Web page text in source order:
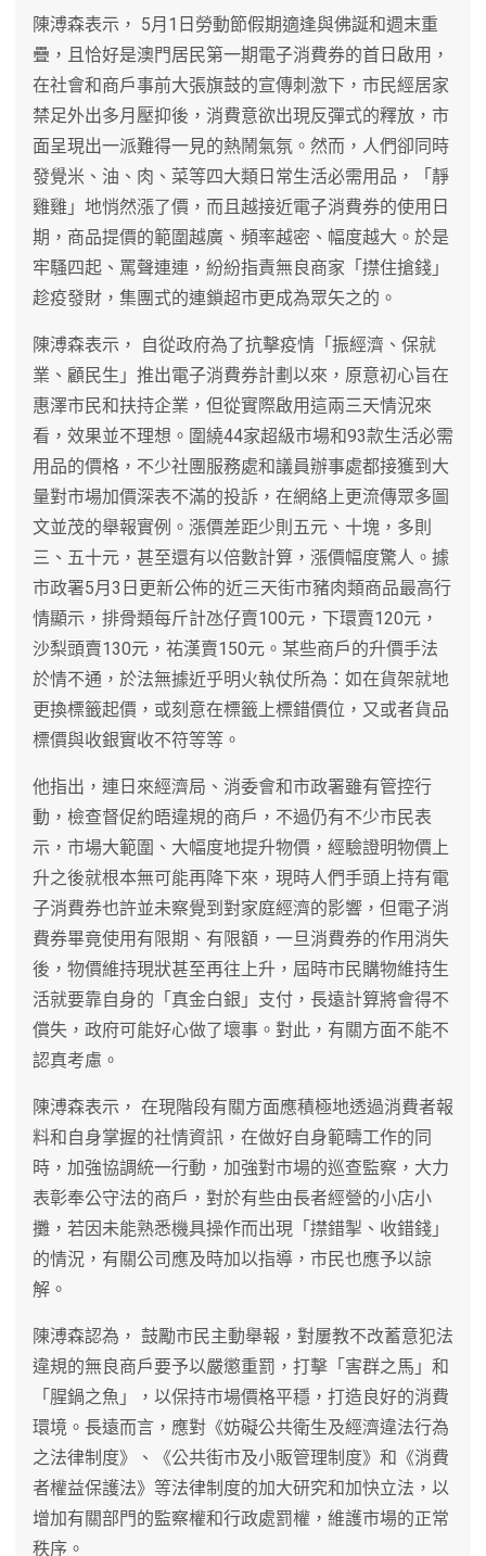
陳溥森表示， 5月1日勞動節假期適逢與佛誕和週末重
疊，且恰好是澳門居民第一期電子消費券的首日啟用，
在社會和商戶事前大張旗鼓的宣傳刺激下，市民經居家
禁足外出多月壓抑後，消費意欲出現反彈式的釋放，市
面呈現出一派難得一見的熱鬧氣氛。然而，人們卻同時
發覺米、油、肉、菜等四大類日常生活必需用品，「靜
雞雞」地悄然漲了價，而且越接近電子消費券的使用日
期，商品提價的範圍越廣、頻率越密、幅度越大。於是
牢騷四起、罵聲連連，紛紛指責無良商家「㩒住搶錢」
趁疫發財，集團式的連鎖超市更成為眾矢之的。
陳溥森表示， 自從政府為了抗擊疫情「振經濟、保就
業、顧民生」推出電子消費券計劃以來，原意初心旨在
惠澤市民和扶持企業，但從實際啟用這兩三天情況來
看，效果並不理想。圍繞44家超級市場和93款生活必需
用品的價格，不少社團服務處和議員辦事處都接獲到大
量對市場加價深表不滿的投訴，在網絡上更流傳眾多圖
文並茂的舉報實例。漲價差距少則五元、十塊，多則
三、五十元，甚至還有以倍數計算，漲價幅度驚人。據
市政署5月3日更新公佈的近三天街市豬肉類商品最高行
情顯示，排骨類每斤計氹仔賣100元，下環賣120元，
沙梨頭賣130元，祐漢賣150元。某些商戶的升價手法
於情不通，於法無據近乎明火執仗所為：如在貨架就地
更換標籤起價，或刻意在標籤上標錯價位，又或者貨品
標價與收銀實收不符等等。
他指出，連日來經濟局、消委會和市政署雖有管控行
動，檢查督促約晤違規的商戶，不過仍有不少市民表
示，市場大範圍、大幅度地提升物價，經驗證明物價上
升之後就根本無可能再降下來，現時人們手頭上持有電
子消費券也許並未察覺到對家庭經濟的影響，但電子消
費券畢竟使用有限期、有限額，一旦消費券的作用消失
後，物價維持現狀甚至再往上升，屆時市民購物維持生
活就要靠自身的「真金白銀」支付，長遠計算將會得不
償失，政府可能好心做了壞事。對此，有關方面不能不
認真考慮。
陳溥森表示， 在現階段有關方面應積極地透過消費者報
料和自身掌握的社情資訊，在做好自身範疇工作的同
時，加強協調統一行動，加強對市場的巡查監察，大力
表彰奉公守法的商戶，對於有些由長者經營的小店小
攤，若因未能熟悉機具操作而出現「㩒錯掣、收錯錢」
的情況，有關公司應及時加以指導，市民也應予以諒
解。
陳溥森認為， 鼓勵市民主動舉報，對屢教不改蓄意犯法
違規的無良商戶要予以嚴懲重罰，打擊「害群之馬」和
「腥鍋之魚」，以保持市場價格平穩，打造良好的消費
環境。長遠而言，應對《妨礙公共衛生及經濟違法行為
之法律制度》、《公共街市及小販管理制度》和《消費
者權益保護法》等法律制度的加大研究和加快立法，以
增加有關部門的監察權和行政處罰權，維護市場的正常
秩序。